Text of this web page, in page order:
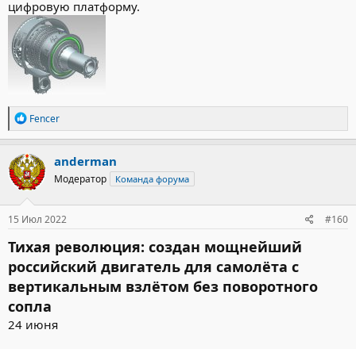
цифровую платформу.
Р
е
а
к
ц
и
и
:
Fencer
anderman
Модератор Команда форума
15 Июл 2022 #160
Тихая революция: создан мощнейший
российский двигатель для самолёта с
вертикальным взлётом без поворотного
сопла
24 июня